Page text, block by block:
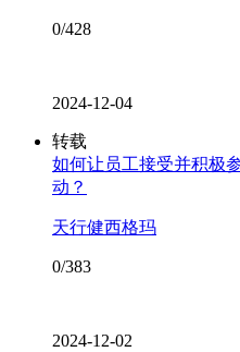
0/428
2024-12-04
转载
如何让员工接受并积极
动？
天行健西格玛
0/383
2024-12-02